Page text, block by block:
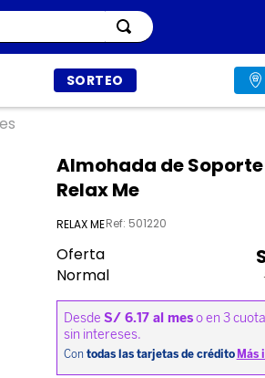
SORTEO
Almohada de
Relax Me
RELAX MERef: 501220
Oferta
Normal